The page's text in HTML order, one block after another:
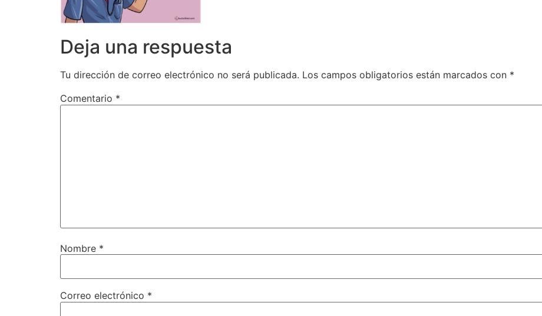
Deja una respuesta
Tu dirección de correo electrónico no será publicada. Los campos obligatorios están marcados con *
Comentario *
Nombre *
Correo electrónico *